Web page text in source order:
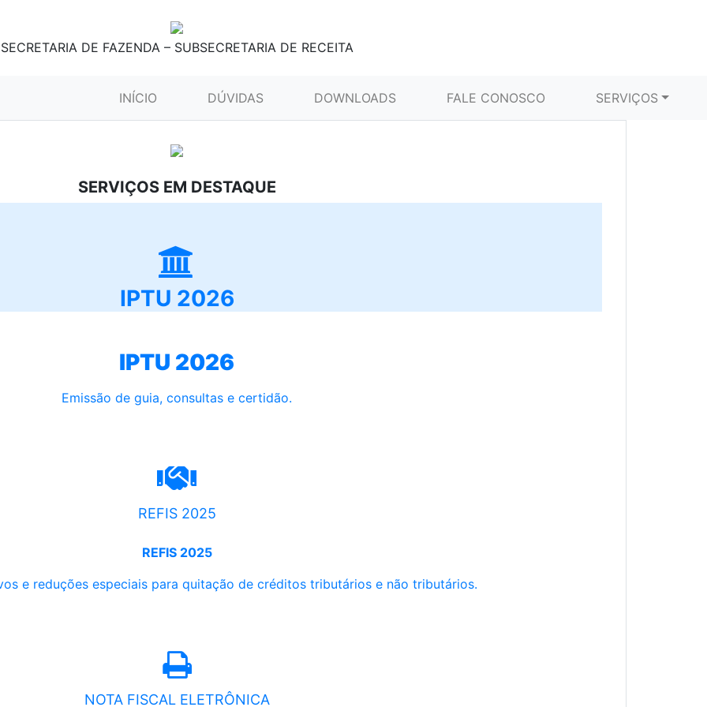
SECRETARIA DE FAZENDA – SUBSECRETARIA DE RECEITA
INÍCIO (CURRENT)DÚVIDAS DOWNLOADS FALE CONOSCO SERVIÇOS
SERVIÇOS EM DESTAQUE
IPTU 2026
IPTU 2026
Emissão de guia, consultas e certidão.
REFIS 2025
REFIS 2025
e reduções especiais para quitação de créditos tributários e não tributários.
NOTA FISCAL ELETRÔNICA